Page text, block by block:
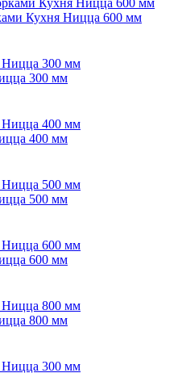
Кухня Ницца 600 мм
300 мм
400 мм
500 мм
600 мм
800 мм